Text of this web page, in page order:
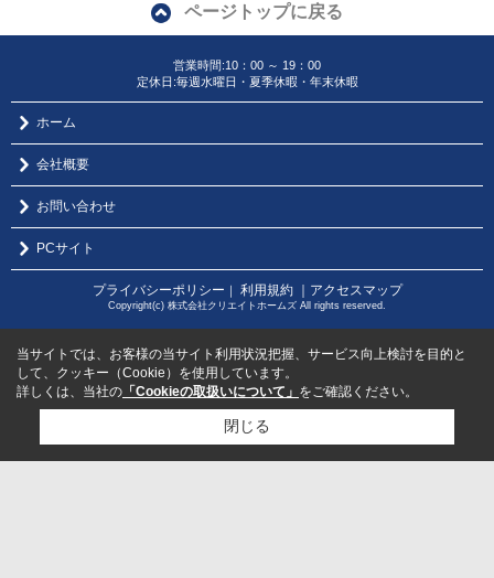
ページトップに戻る
営業時間:10：00 ～ 19：00
定休日:毎週水曜日・夏季休暇・年末休暇
ホーム
会社概要
お問い合わせ
PCサイト
プライバシーポリシー 利用規約 ｜アクセスマップ
Copyright(c) 株式会社クリエイトホームズ All rights reserved.
当サイトでは、お客様の当サイト利用状況把握、サービス向上検討を目的と
して、クッキー（Cookie）を使用しています。
詳しくは、当社の 「Cookieの取扱いについて」 をご確認ください。
閉じる